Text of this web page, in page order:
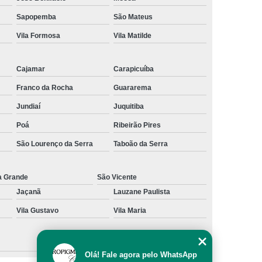
Preenchimento Capilar com Micro Ponto
Preenchimento Capilar com Pigmentação
Preenchimento Capilar Masculino
Preenchimento Capilar nas Entradas
Diminuir Testa
Tratamento de Calvície
Tratamento para Calvície com Micopigmentação
Tratamento para Calvície em Homens
Tratamento para Calvície Masculina
Sapopemba São Mateus
Vila Formosa Vila Matilde
Cajamar Carapicuíba
Franco da Rocha Guararema
Jundiaí Juquitiba
Poá Ribeirão Pires
São Lourenço da Serra Taboão da Serra
Grande
São Vicente
Jaçanã Lauzane Paulista
Vila Gustavo Vila Maria
Olá! Fale agora pelo WhatsApp